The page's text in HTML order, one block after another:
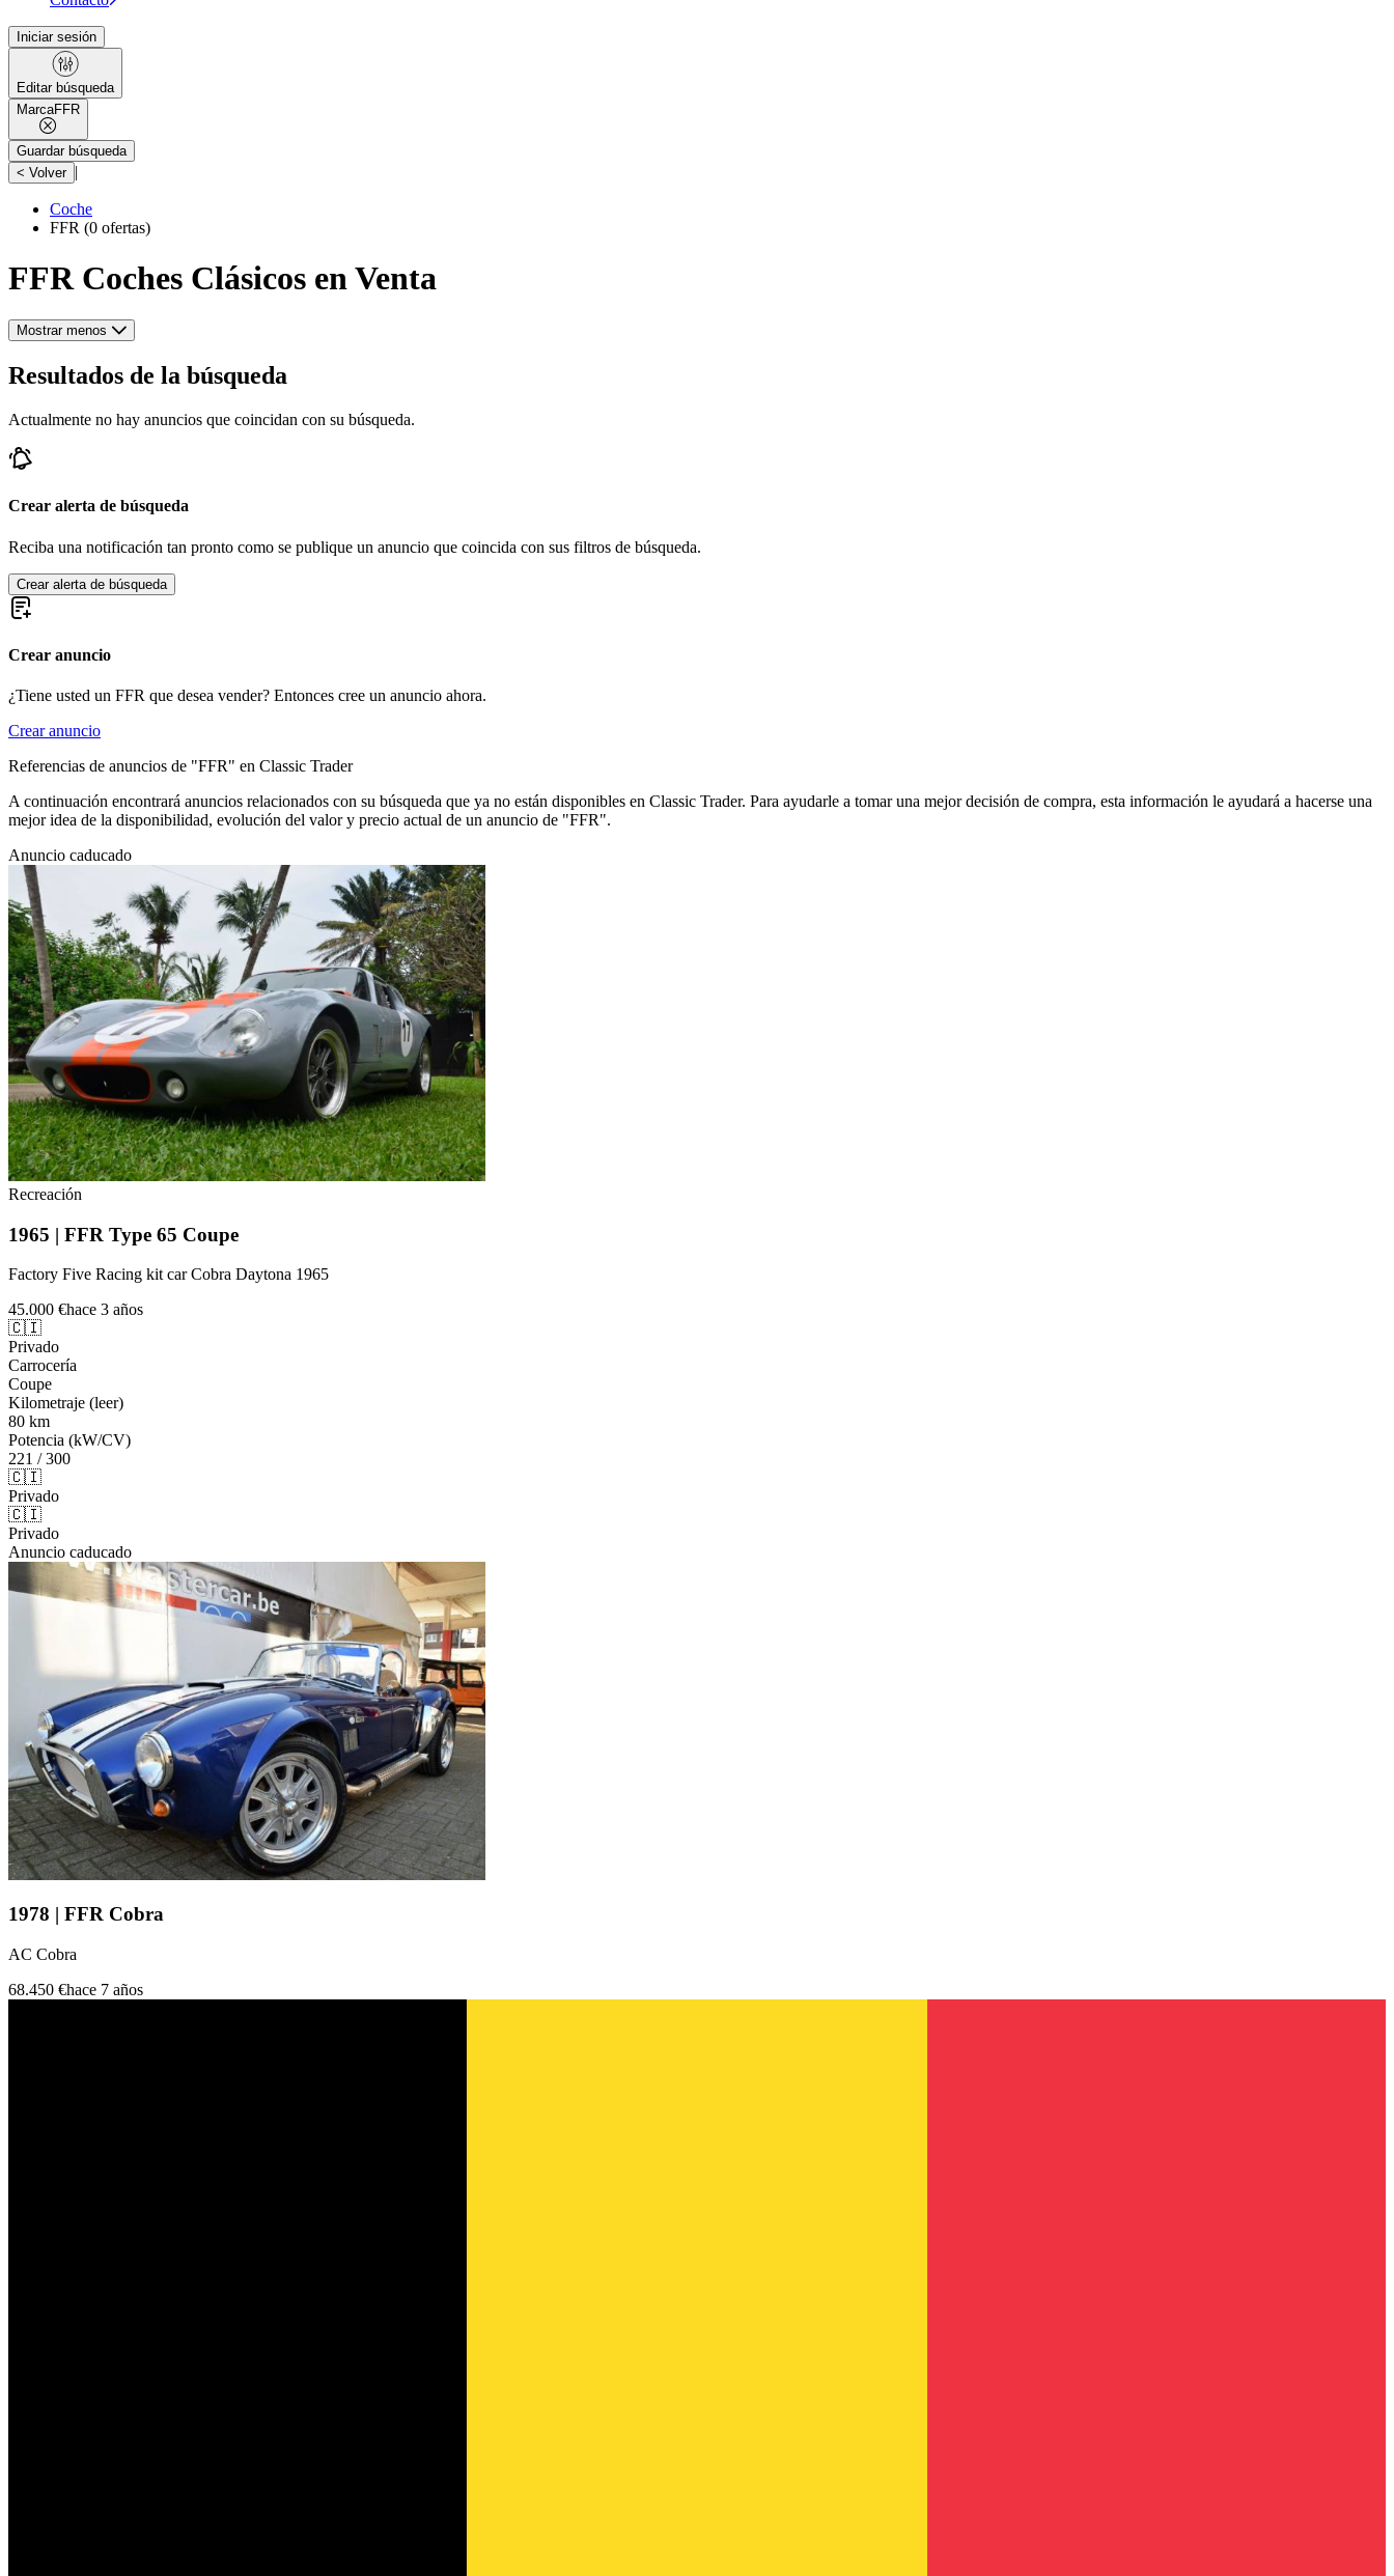
Iniciar sesión
Editar búsqueda
MarcaFFR
Guardar búsqueda
< Volver |
Coche
FFR (0 ofertas)
FFR Coches Clásicos en Venta
Mostrar menos
Resultados de la búsqueda
Actualmente no hay anuncios que coincidan con su búsqueda.
Crear alerta de búsqueda
Reciba una notificación tan pronto como se publique un anuncio que coincida con sus filtros de búsqueda.
Crear alerta de búsqueda
Crear anuncio
¿Tiene usted un FFR que desea vender? Entonces cree un anuncio ahora.
Crear anuncio
Referencias de anuncios de "FFR" en Classic Trader
A continuación encontrará anuncios relacionados con su búsqueda que ya no están disponibles en Classic Trader. Para ayudarle a tomar una mejor decisión de compra, esta información le ayudará a hacerse una
mejor idea de la disponibilidad, evolución del valor y precio actual de un anuncio de "FFR".
Anuncio caducado
Recreación
1965 | FFR Type 65 Coupe
Factory Five Racing kit car Cobra Daytona 1965
45.000 €hace 3 años
🇨🇮
Privado
Carrocería
Coupe
Kilometraje (leer)
80 km
Potencia (kW/CV)
221 / 300
🇨🇮
Privado
🇨🇮
Privado
Anuncio caducado
1978 | FFR Cobra
AC Cobra
68.450 €hace 7 años